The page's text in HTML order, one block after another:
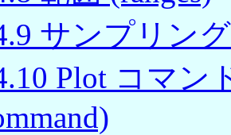
.9 サンプリン
.10 Plot コマン